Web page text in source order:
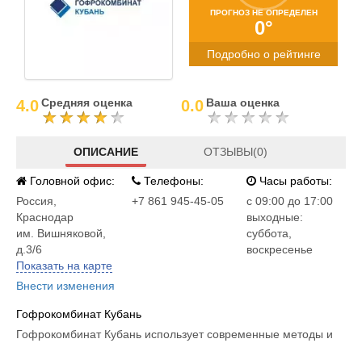
ПРОГНОЗ НЕ ОПРЕДЕЛЕН
0°
Подробно о рейтинге
4.0Средняя оценка 0.0 Ваша оценка
ОПИСАНИЕ ОТЗЫВЫ(0)
Головной офис:
Россия
Краснодар
им. Вишняковой,
д.3/6
Показать на карте
Внести изменения
Телефоны:
+7 861 945-45-05
Часы работы:
c 09:00 до 17:00
выходные:
суббота,
воскресенье
Гофрокомбинат Кубань
Гофрокомбинат Кубань использует современные методы и